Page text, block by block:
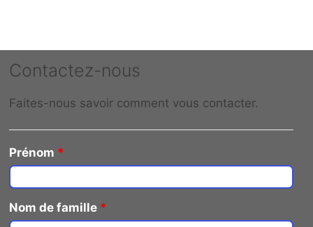
Contactez-nous
Faites-nous savoir comment vous contacter.
Prénom *
Nom de famille *